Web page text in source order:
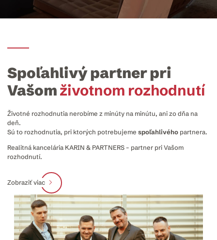
Spoľahlivý partner pri
Vašomživotnom rozhodnutí
Životné rozhodnutia nerobíme z minúty na minútu, ani zo dňa na
deň.
Sú to rozhodnutia, pri ktorých potrebujeme spoľahlivého partnera.
Realitná kancelária KARIN & PARTNERS – partner pri Vašom
rozhodnutí.
Zobraziť viac